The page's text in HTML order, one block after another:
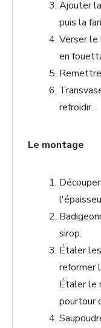
Ajouter
puis la
Verser
en
refroidir.
Le montage
sirop.
Étaler
reformer
Étaler le
pourtour